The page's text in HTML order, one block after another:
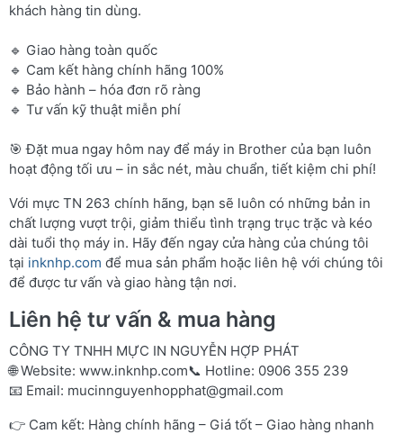
khách hàng tin dùng.
🔹 Giao hàng toàn quốc
🔹 Cam kết hàng chính hãng 100%
🔹 Bảo hành – hóa đơn rõ ràng
🔹 Tư vấn kỹ thuật miễn phí
🎯 Đặt mua ngay hôm nay để máy in Brother của bạn luôn
hoạt động tối ưu – in sắc nét, màu chuẩn, tiết kiệm chi phí!
Với mực TN 263 chính hãng, bạn sẽ luôn có những bản in
chất lượng vượt trội, giảm thiểu tình trạng trục trặc và kéo
dài tuổi thọ máy in. Hãy đến ngay cửa hàng của chúng tôi
tại inknhp.com để mua sản phẩm hoặc liên hệ với chúng tôi
để được tư vấn và giao hàng tận nơi.
Liên hệ tư vấn & mua hàng
CÔNG TY TNHH MỰC IN NGUYỄN HỢP PHÁT
🌐 Website: www.inknhp.com📞 Hotline: 0906 355 239
📧 Email: mucinnguyenhopphat@gmail.com
👉 Cam kết: Hàng chính hãng – Giá tốt – Giao hàng nhanh